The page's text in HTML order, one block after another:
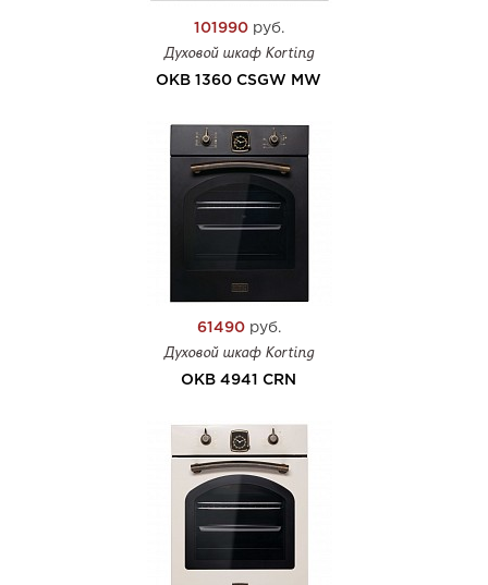
101990руб.
Духовой шкаф Korting
OKB 1360 CSGW MW
61490руб.
Духовой шкаф Korting
OKB 4941 CRN